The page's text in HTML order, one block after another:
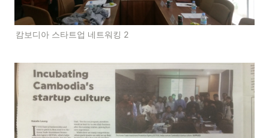
캄보디아 스타트업 네트워킹 2